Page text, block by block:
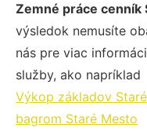
Zemné práce cenník
výsledok nemusíte
nás pre viac
služby, ako napríklad
Výkop základov
bagrom Staré Mesto